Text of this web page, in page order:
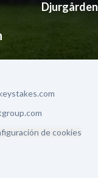
Djurgården
de cookies